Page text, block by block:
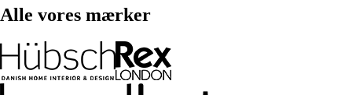
Alle vores mærker